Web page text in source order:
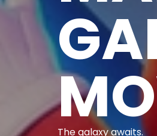
The galaxy awaits.